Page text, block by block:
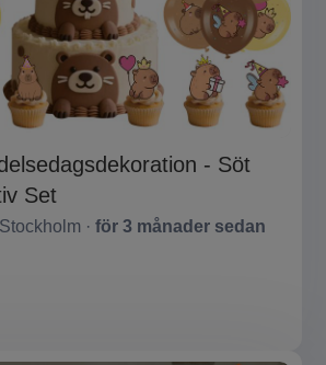
- Söt
Set
· för 3 månader sedan